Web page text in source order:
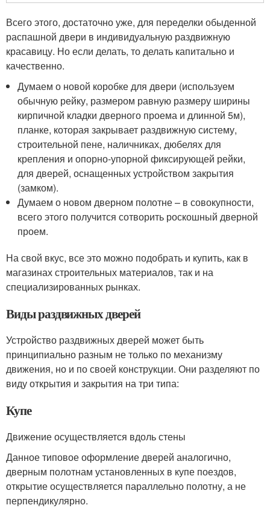
Всего этого, достаточно уже, для переделки обыденной
распашной двери в индивидуальную раздвижную
красавицу. Но если делать, то делать капитально и
качественно.
Думаем о новой коробке для двери (используем
обычную рейку, размером равную размеру ширины
кирпичной кладки дверного проема и длинной 5м),
планке, которая закрывает раздвижную систему,
строительной пене, наличниках, дюбелях для
крепления и опорно-упорной фиксирующей рейки,
для дверей, оснащенных устройством закрытия
(замком).
Думаем о новом дверном полотне – в совокупности,
всего этого получится сотворить роскошный дверной
проем.
На свой вкус, все это можно подобрать и купить, как в
магазинах строительных материалов, так и на
специализированных рынках.
Виды раздвижных дверей
Устройство раздвижных дверей может быть
принципиально разным не только по механизму
движения, но и по своей конструкции. Они разделяют по
виду открытия и закрытия на три типа:
Купе
Движение осуществляется вдоль стены
Данное типовое оформление дверей аналогично,
дверным полотнам установленных в купе поездов,
открытие осуществляется параллельно полотну, а не
перпендикулярно.